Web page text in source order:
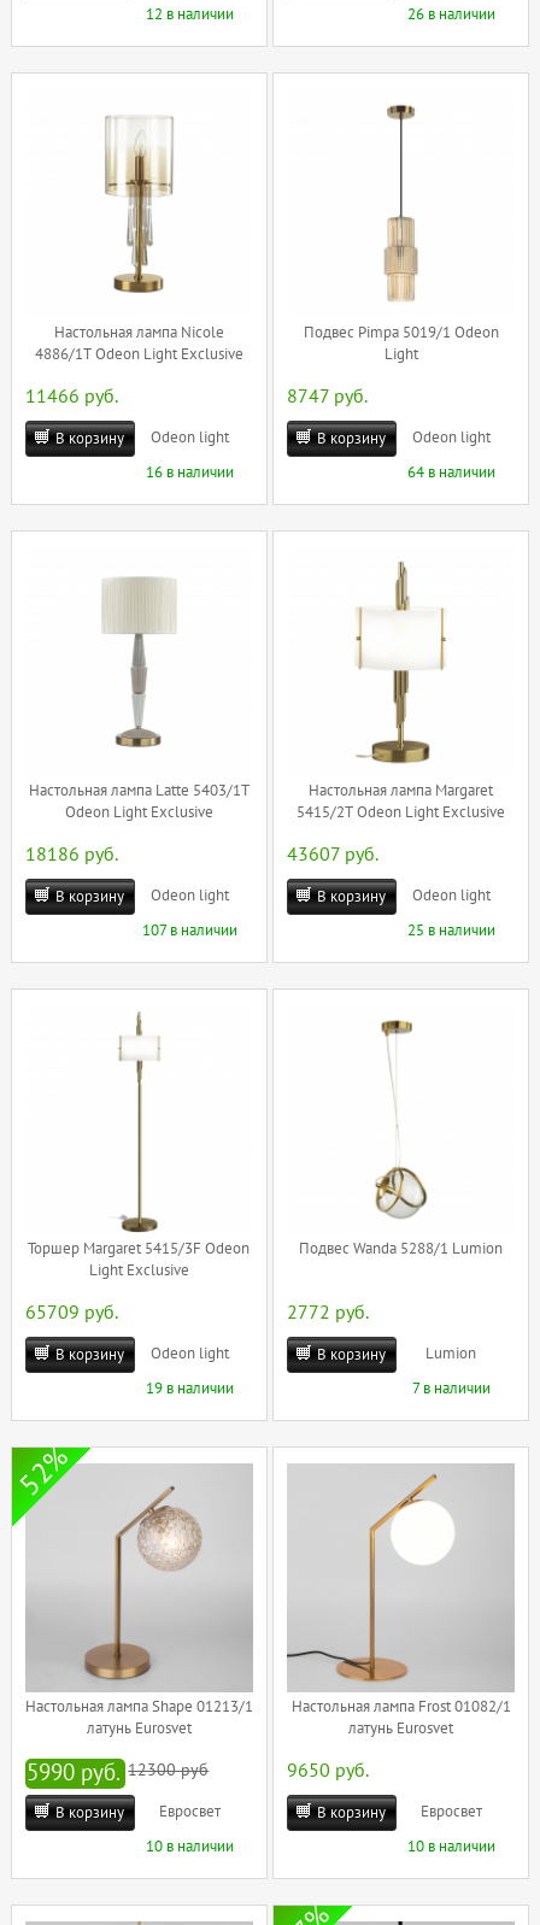
12 в наличии
26 в наличии
Настольная лампа Nicole
4886/1T Odeon Light Exclusive
11466 руб.
В корзину
Odeon light
16 в наличии
Подвес Pimpa 5019/1 Odeon
Light
8747 руб.
В корзину
Odeon light
64 в наличии
Настольная лампа Latte 5403/1T
Odeon Light Exclusive
18186 руб.
В корзину
Odeon light
107 в наличии
Настольная лампа Margaret
5415/2T Odeon Light Exclusive
43607 руб.
В корзину
Odeon light
25 в наличии
Торшер Margaret 5415/3F Odeon
Light Exclusive
65709 руб.
В корзину
Odeon light
19 в наличии
Подвес Wanda 5288/1 Lumion
2772 руб.
В корзину
Lumion
7 в наличии
Настольная лампа Shape 01213/1
латунь Eurosvet
52%
5990 руб. 12300 руб
В корзину
Евросвет
10 в наличии
Настольная лампа Frost 01082/1
латунь Eurosvet
9650 руб.
В корзину
Евросвет
10 в наличии